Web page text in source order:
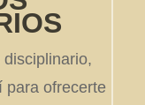
para ofrecerte